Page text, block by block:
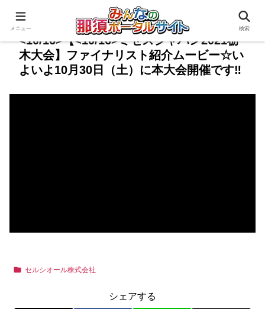
<10/16>【<10/16>ミセスジャパン2021栃
木大会】ファイナリスト紹介ムービー☆い
よいよ10月30日（土）に本大会開催です‼️
セルシオール株式会社
シェアする
メニュー 検索